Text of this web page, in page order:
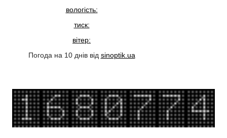
вологість:
тиск:
вітер:
Погода на 10 днів від sinoptik.ua